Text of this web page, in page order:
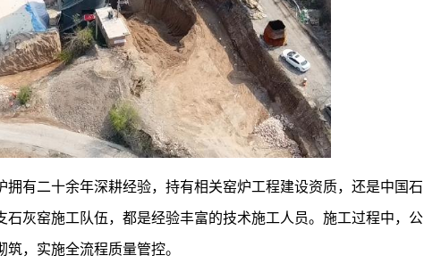
有二十余年深耕经验，持有相关窑炉工程建设资质，还是中国石
灰窑施工队伍，都是经验丰富的技术施工人员。施工过程中，公
，实施全流程质量管控。